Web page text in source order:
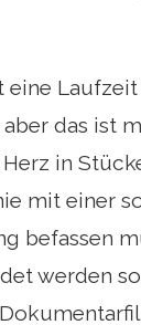
eine Laufzeit
das ist
in
mit einer
befassen
werden